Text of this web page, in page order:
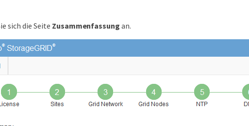
sich die Seite Zusammenfassung an.